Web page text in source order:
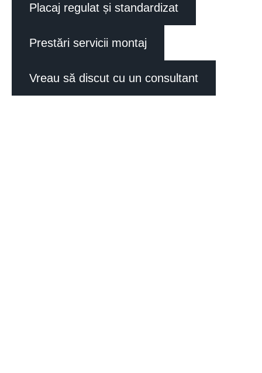
Placaj regulat și standardizat
Prestări servicii montaj
Vreau să discut cu un consultant